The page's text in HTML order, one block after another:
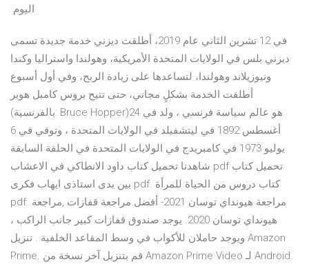
اليوم
في 12 تشرين الثاني عام 2019، أطلقت ديزني خدمة جديدة تسمى
ديزني بلس في الولايات المتحدة الأمريكية، وهولندا واستراليا وكندا
ونيوزيلاند وهولندا، لتساعدها على زيادة الربح، وفي أول أسبوع
أطلقت الخدمة بشكلٍ مجاني، حتى تتيح بروس كامبل هوبر
(بالفرنسية: Bruce Hopper)‏ هو عالم سياسة فرنسي ، ولد في 24
أغسطس 1892 في ليتشفيلد في الولايات المتحدة ، وتوفي في 6
يوليو 1973 في كامبريدج في الولايات المتحدة في الحلقة السابقة
شاهدنا تحميل كتاب داود الانطاكي في الاعشاب pdf تحميل كتاب
بين يدى استاذى ايهاب فكرى pdf. كتاب دروس من الحياة للمرأة
pdf. مراجعة هيونداي توسان 2021- أفضل مراجعة قفازات ,مراجعة
هيونداي توسان 2020. يوجد صندوق قفازات كبير جانب الراكب ،
ويوجد حاملان للأكواب في وسط المقاعد الخلفية . تنزيل Amazon
Prime. قم بتنزيل آخر نسخة من Amazon Prime Video لـ Android.